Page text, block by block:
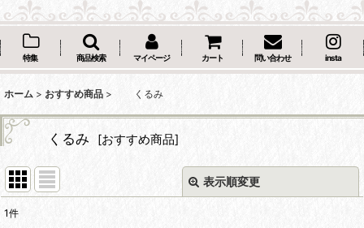
特集 商品検索 マイページ カート 問い合わせ insta
ホーム > おすすめ商品 > くるみ
くるみ [おすすめ商品]
表示順変更
1件